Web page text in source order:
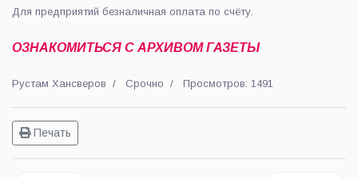
Для предприятий безналичная оплата по счёту.
ОЗНАКОМИТЬСЯ С АРХИВОМ ГАЗЕТЫ
Рустам Хансверов Срочно Просмотров: 1491
Печать